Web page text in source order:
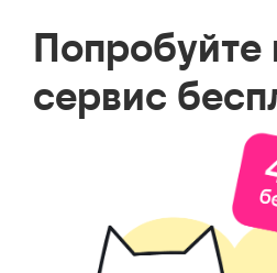
Попробуйте
сервис